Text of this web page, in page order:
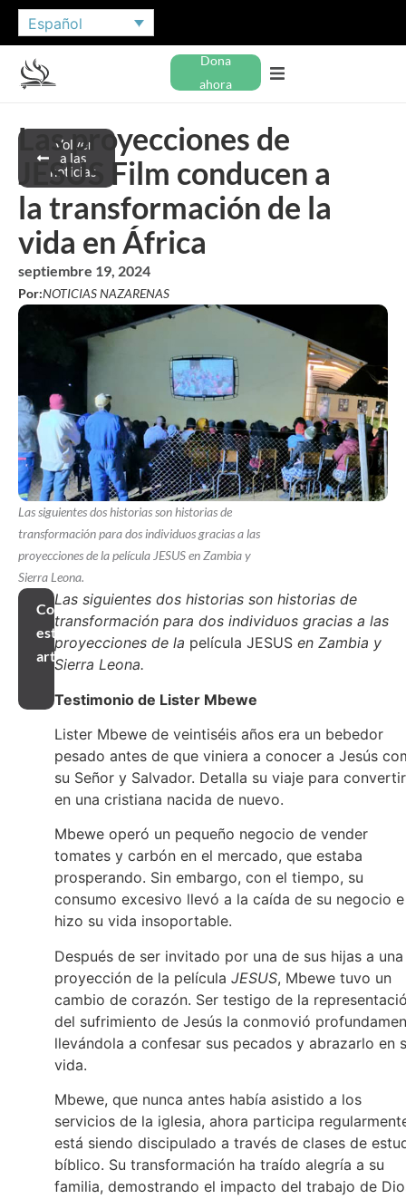
Español
Dona
ahora
Volver
a las
noticias
Las proyecciones de
JESUS Film conducen a
la transformación de la
vida en África
septiembre 19, 2024
Por:NOTICIAS NAZARENAS
Las siguientes dos historias son historias de
transformación para dos individuos gracias a las
proyecciones de la película JESUS en Zambia y
Sierra Leona.
Compartir
este
artículo
Las siguientes dos historias son historias de
transformación para dos individuos gracias a las
proyecciones de la película JESUS en Zambia y
Sierra Leona.
Testimonio de Lister Mbewe
Lister Mbewe de veintiséis años era un bebedor
pesado antes de que viniera a conocer a Jesús
su Señor y Salvador. Detalla su viaje para
en una cristiana nacida de nuevo.
Mbewe operó un pequeño negocio de vender
tomates y carbón en el mercado, que estaba
prosperando. Sin embargo, con el tiempo, su
consumo excesivo llevó a la caída de su negocio e
hizo su vida insoportable.
Después de ser invitado por una de sus hijas a una
proyección de la película JESUS, Mbewe tuvo un
cambio de corazón. Ser testigo de la
del sufrimiento de Jesús la conmovió
llevándola a confesar sus pecados y abrazarlo en
vida.
Mbewe, que nunca antes había asistido a los
servicios de la iglesia, ahora participa
está siendo discipulado a través de clases de
bíblico. Su transformación ha traído alegría a su
familia, demostrando el impacto del trabajo de